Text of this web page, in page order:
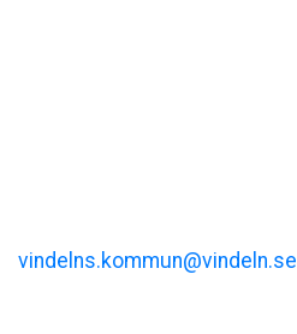
vindelns.kommun@vindeln.se